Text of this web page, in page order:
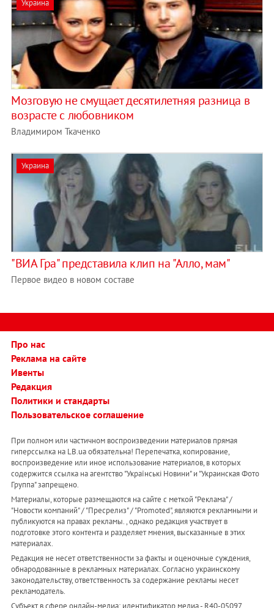
Украина
Мозговую не смущает десятилетняя разница в
возрасте с любовником
Владимиром Ткаченко
Украина
"ВИА Гра" представила клип на "Алло, мам"
Первое видео в новом составе
Про нас
Реклама на сайте
Ивенты
Редакция
Политики и стандарты
Пользовательское соглашение
При полном или частичном воспроизведении материалов прямая
гиперссылка на LB.ua обязательна! Перепечатка, копирование,
воспроизведение или иное использование материалов, в которых
содержится ссылка на агентство "Українськi Новини" и "Украинская Фото
Группа" запрещено.
Материалы, которые размещаются на сайте с меткой "Реклама" /
"Новости компаний" / "Пресрелиз" / "Promoted", являются рекламными и
публикуются на правах рекламы. , однако редакция участвует в
подготовке этого контента и разделяет мнения, высказанные в этих
материалах.
Редакция не несет ответственности за факты и оценочные суждения,
обнародованные в рекламных материалах. Согласно украинскому
законодательству, ответственность за содержание рекламы несет
рекламодатель.